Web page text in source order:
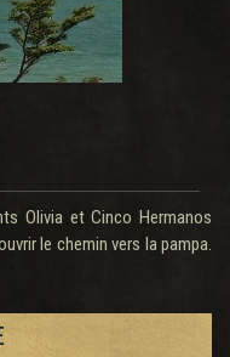
Olivia et Cinco Hermanos
le chemin vers la pampa.